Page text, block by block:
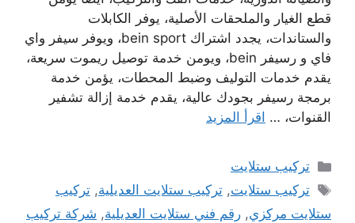
قطع الغيار والملحقات الأصلية، يوفر الكابلات
والستاندات، يجدد اشتراك bein sport، ويوفر سيفر واي
فاي و رسيفر bein، ويومن خدمة توصيل ريموت سريعة،
يقدم خدمات التوليف وضبط المحطات، يؤمن خدمة
برمجة رسيفر بجودك عالية، يقدم خدمة إزالة تشفير
القنوات، … اقرأ المزيد
التصنيفات
تركيب ستلايت
الوسوم
تركيب ستلايت,تركيب ستلايت العديلية,تركيب
ستلايت مركزي, رقم فني ستلايت العديلية, شركة تركيب